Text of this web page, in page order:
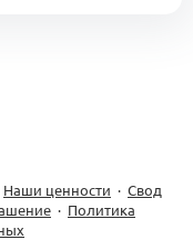
Наши ценности · Свод
· Политика